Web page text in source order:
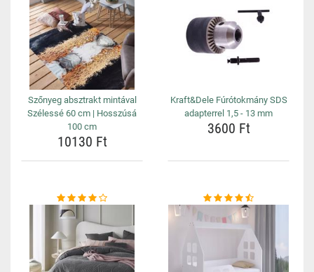
Szőnyeg absztrakt mintával
Szélessé 60 cm | Hosszúsá
100 cm
10130 Ft
Kraft&Dele Fúrótokmány SDS
adapterrel 1,5 - 13 mm
3600 Ft